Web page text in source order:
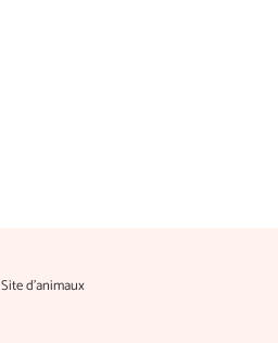
Site d'animaux